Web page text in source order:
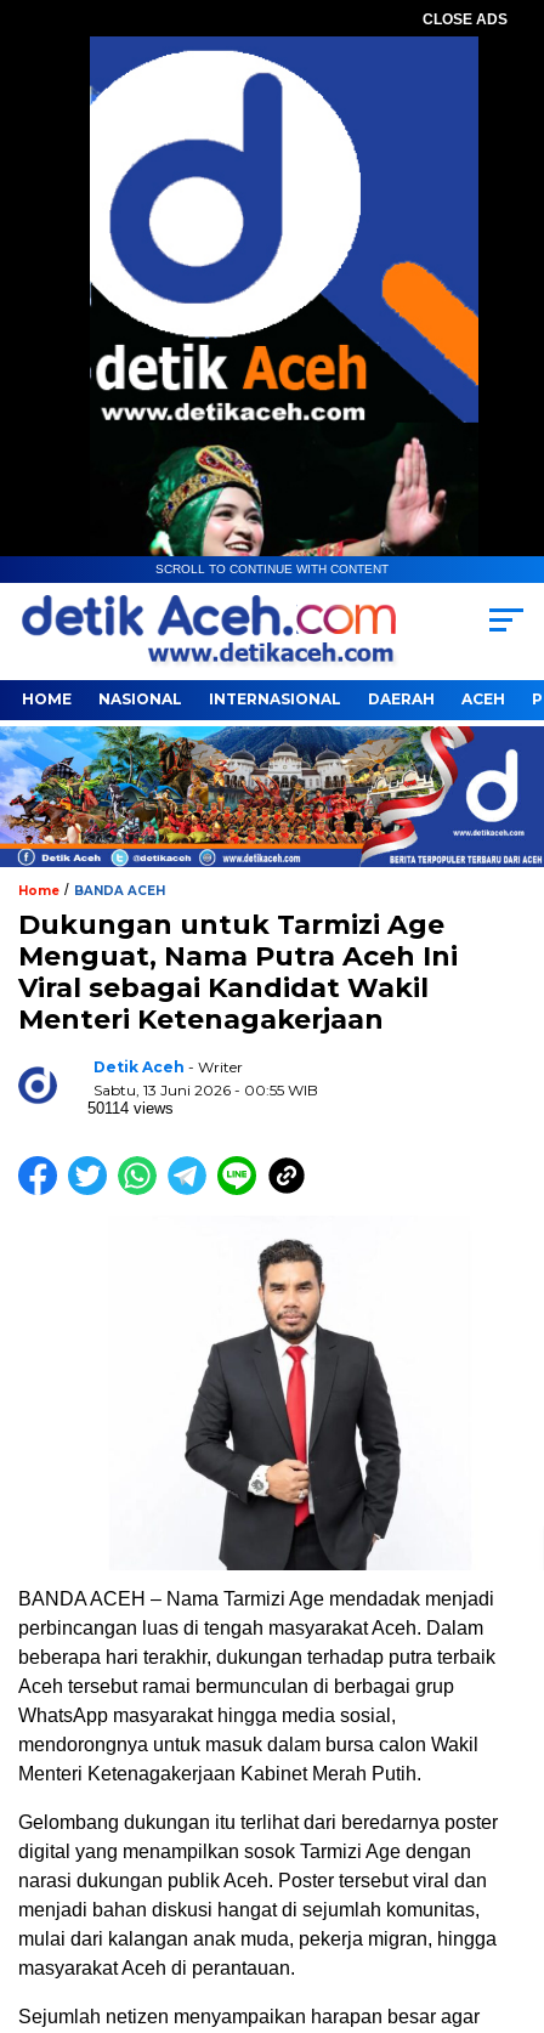
CLOSE ADS
SCROLL TO CONTINUE WITH CONTENT
HOME NASIONAL INTERNASIONAL DAERAH ACEH
Home / BANDA ACEH
Dukungan untuk Tarmizi Age
Menguat, Nama Putra Aceh Ini
Viral sebagai Kandidat Wakil
Menteri Ketenagakerjaan
Detik Aceh - Writer
Sabtu, 13 Juni 2026 - 00:55 WIB
50114 views
BANDA ACEH – Nama Tarmizi Age mendadak menjadi
perbincangan luas di tengah masyarakat Aceh. Dalam
beberapa hari terakhir, dukungan terhadap putra terbaik
Aceh tersebut ramai bermunculan di berbagai grup
WhatsApp masyarakat hingga media sosial,
mendorongnya untuk masuk dalam bursa calon Wakil
Menteri Ketenagakerjaan Kabinet Merah Putih.
Gelombang dukungan itu terlihat dari beredarnya poster
digital yang menampilkan sosok Tarmizi Age dengan
narasi dukungan publik Aceh. Poster tersebut viral dan
menjadi bahan diskusi hangat di sejumlah komunitas,
mulai dari kalangan anak muda, pekerja migran, hingga
masyarakat Aceh di perantauan.
Sejumlah netizen menyampaikan harapan besar agar